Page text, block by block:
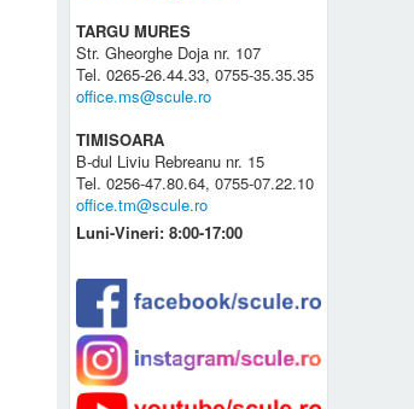
TARGU MURES
Str. Gheorghe Doja nr. 107
Tel. 0265-26.44.33, 0755-35.35.35
office.ms@scule.ro
TIMISOARA
B-dul Liviu Rebreanu nr. 15
Tel. 0256-47.80.64, 0755-07.22.10
office.tm@scule.ro
Luni-Vineri: 8:00-17:00